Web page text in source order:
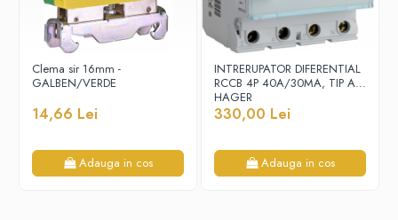
DigiTop
Relee de timp
Relee monitorizare
Separatoare si sigurante fuzibile
Separatoare de sarcina
Sigurante fuzibile
Clema sir 16mm -
GALBEN/VERDE
14,66 Lei
Adauga in cos
INTRERUPATOR DIFERENTIAL
RCCB 4P 40A/30MA, TIP A,
HAGER
330,00 Lei
Adauga in cos